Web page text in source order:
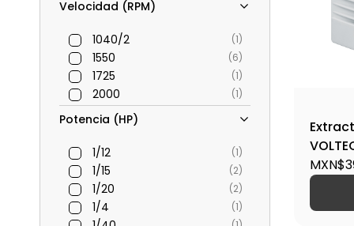
Velocidad (RPM)
1040/2 (1)
1550 (6)
1725 (1)
2000 (1)
Potencia (HP)
1/12 (1)
1/15 (2)
1/20 (2)
1/4 (1)